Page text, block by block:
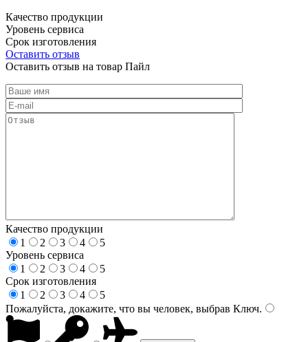
Качество продукции
Уровень сервиса
Срок изготовления
Оставить отзыв
Оставить отзыв на товар Пайл
Качество продукции
1
2 3 4
5
Уровень сервиса
1
2 3 4
5
Срок изготовления
1
2 3 4
5
Пожалуйста, докажите, что вы человек, выбрав Ключ.